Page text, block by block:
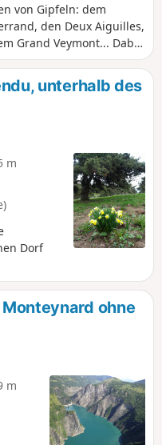
von Gipfeln: dem
den Deux Aiguilles,
Grand Veymont... Dabei
Eine recht schattige
unterhalb des
m
Dorf
darüber
ohne
m